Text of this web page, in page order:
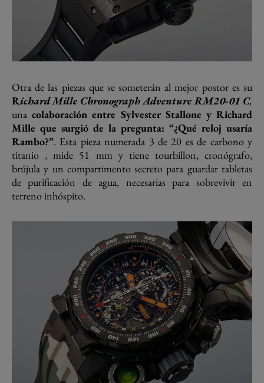
Otra de las piezas que se someterán al mejor postor es su
Richard Mille Chronograph Adventure RM20-01 C,
unacolaboración entre Sylvester Stallone y Richard
Mille que surgió de la pregunta: “¿Qué reloj usaría
Rambo?”. Esta pieza numerada 3 de 20 es de carbono y
titanio , mide 51 mm y tiene tourbillon, cronógrafo,
brújula y un compartimento secreto para guardar tabletas
de purificación de agua, necesarias para sobrevivir en
terreno inhóspito.